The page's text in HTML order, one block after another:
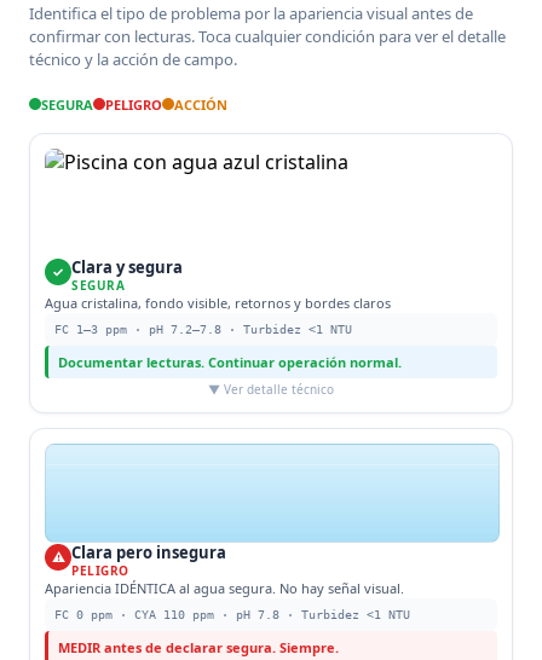
Identifica el tipo de problema por la apariencia visual antes de
confirmar con lecturas. Toca cualquier condición para ver el detalle
técnico y la acción de campo.
SEGURA PELIGRO ACCIÓN
✓ Clara y segura
SEGURA
Agua cristalina, fondo visible, retornos y bordes claros
FC 1–3 ppm · pH 7.2–7.8 · Turbidez <1 NTU
Documentar lecturas. Continuar operación normal.
▼ Ver detalle técnico
⚠ Clara pero insegura
PELIGRO
Apariencia IDÉNTICA al agua segura. No hay señal visual.
FC 0 ppm · CYA 110 ppm · pH 7.8 · Turbidez <1 NTU
MEDIR antes de declarar segura. Siempre.